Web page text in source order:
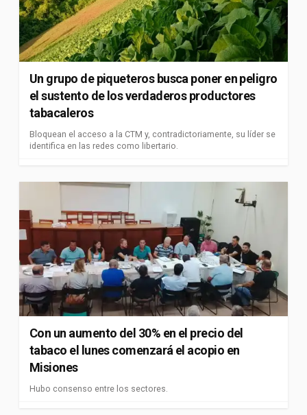
Un grupo de piqueteros busca poner en peligro
el sustento de los verdaderos productores
tabacaleros
Bloquean el acceso a la CTM y, contradictoriamente, su líder se
identifica en las redes como libertario.
Con un aumento del 30% en el precio del
tabaco el lunes comenzará el acopio en
Misiones
Hubo consenso entre los sectores.